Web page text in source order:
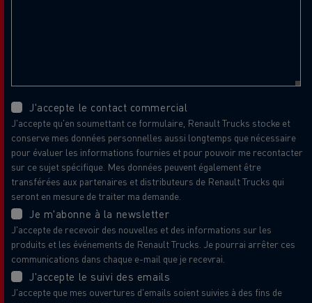
J'accepte le contact commercial
J'accepte qu'en soumettant ce formulaire, Renault Trucks stocke et
conserve mes données personnelles aussi longtemps que nécessaire
pour évaluer les informations fournies et pour pouvoir me recontacter
sur ce sujet spécifique. Mes données peuvent également être
transférées aux partenaires et distributeurs de Renault Trucks qui
seront en mesure de traiter ma demande.
Je m'abonne à la newsletter
J'accepte de recevoir des nouvelles et des informations sur les
produits et les événements de Renault Trucks. Je pourrai arrêter ces
communications dans chaque e-mail que je recevrai.
J'accepte le suivi des emails
J'accepte que mes ouvertures d'emails soient suivies à des fins de